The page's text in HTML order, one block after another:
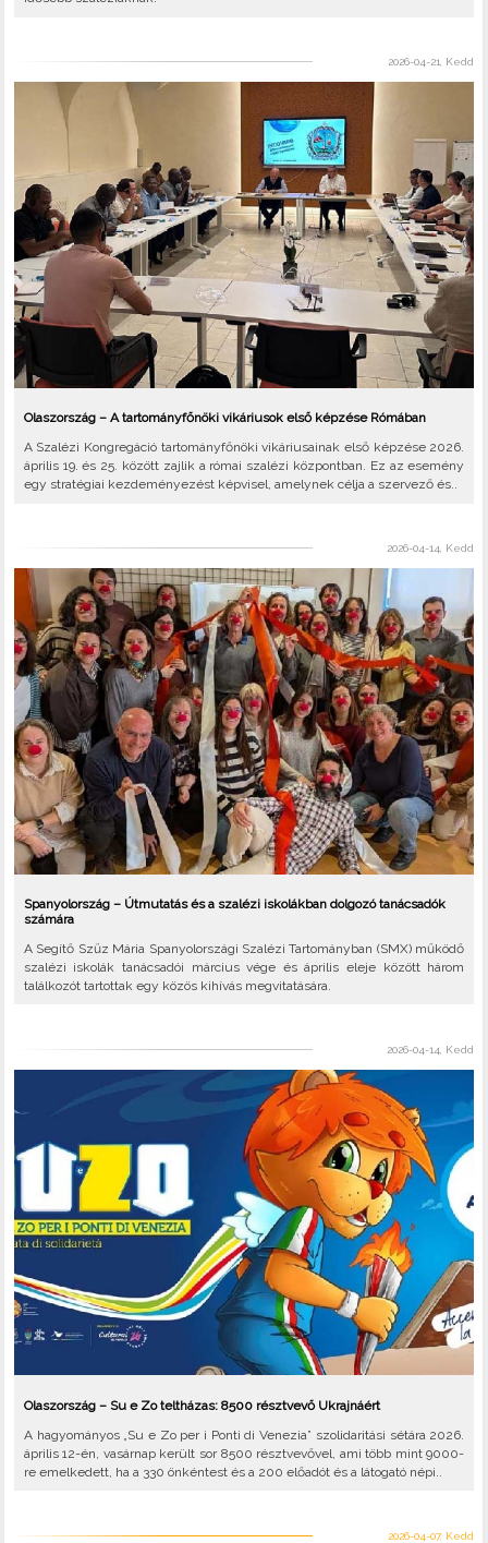
2026-04-21, Kedd
Olaszország – A tartományfőnöki vikáriusok első képzése Rómában
A Szalézi Kongregáció tartományfőnöki vikáriusainak első képzése 2026.
április 19. és 25. között zajlik a római szalézi központban. Ez az esemény
egy stratégiai kezdeményezést képvisel, amelynek célja a szervező és..
2026-04-14, Kedd
Spanyolország – Útmutatás és a szalézi iskolákban dolgozó tanácsadók
számára
A Segítő Szűz Mária Spanyolországi Szalézi Tartományban (SMX) működő
szalézi iskolák tanácsadói március vége és április eleje között három
találkozót tartottak egy közös kihívás megvitatására.
2026-04-14, Kedd
Olaszország – Su e Zo teltházas: 8500 résztvevő Ukrajnáért
A hagyományos „Su e Zo per i Ponti di Venezia” szolidaritási sétára 2026.
április 12-én, vasárnap került sor 8500 résztvevővel, ami több mint 9000-
re emelkedett, ha a 330 önkéntest és a 200 előadót és a látogató népi..
2026-04-07, Kedd